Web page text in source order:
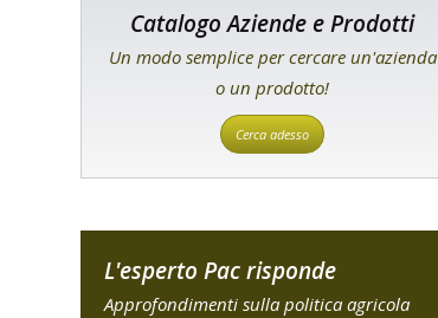
Catalogo Aziende e Prodotti
Un modo semplice per cercare un'azienda
o un prodotto!
Cerca adesso
L'esperto Pac risponde
Approfondimenti sulla politica agricola